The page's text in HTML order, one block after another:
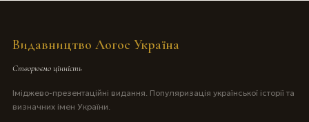
Видавництво Логос Україна
Створюємо цінність
Іміджево-презентаційні видання. Популяризація української історії та
визначних імен України.